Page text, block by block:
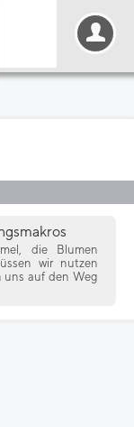
die Blumen
wir nutzen
auf den Weg